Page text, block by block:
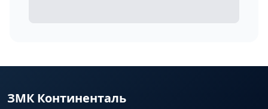
ЗМК Континенталь